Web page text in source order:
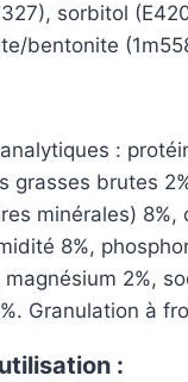
sorbitol
bentonite
:
grasses brutes
minérales) 8%,
8%,
magnésium 2%,
Granulation à
: